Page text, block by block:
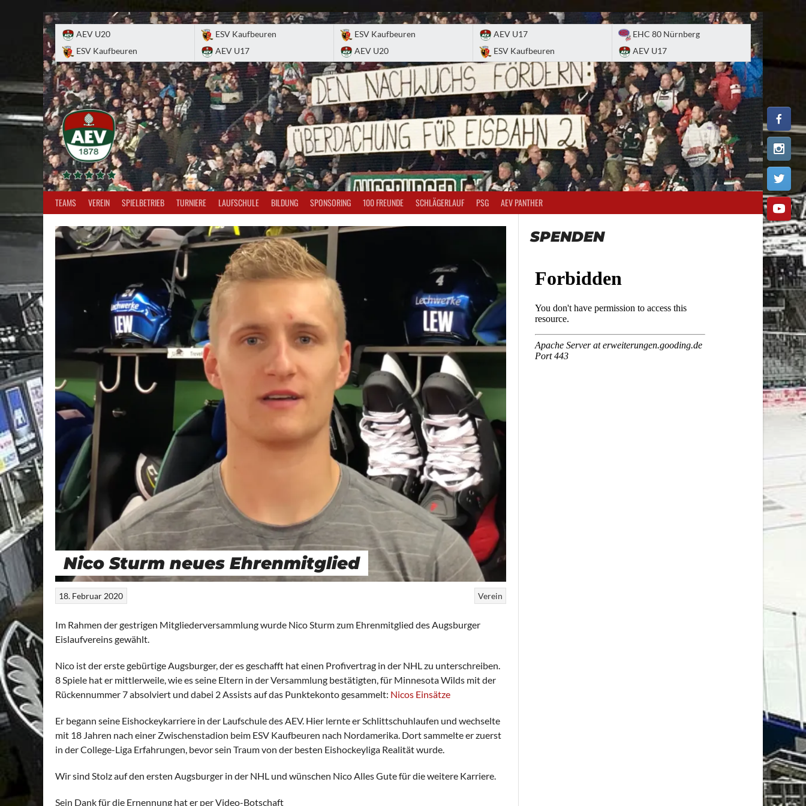
AEV U20
ESV Kaufbeuren
ESV Kaufbeuren
AEV U17
ESV Kaufbeuren
AEV U20
AEV U17
ESV Kaufbeuren
EHC 80 Nürnberg
AEV U17
TEAMS VEREIN SPIELBETRIEB TURNIERE LAUFSCHULE BILDUNG SPONSORING 100 FREUNDE SCHLÄGERLAUF PSG AEV PANTHER
Nico Sturm neues Ehrenmitglied
Verein
18. Februar 2020
Im Rahmen der gestrigen Mitgliederversammlung wurde Nico Sturm zum Ehrenmitglied des Augsburger
Eislaufvereins gewählt.
Nico ist der erste gebürtige Augsburger, der es geschafft hat einen Profivertrag in der NHL zu unterschreiben.
8 Spiele hat er mittlerweile, wie es seine Eltern in der Versammlung bestätigten, für Minnesota Wilds mit der
Rückennummer 7 absolviert und dabei 2 Assists auf das Punktekonto gesammelt: Nicos Einsätze
Er begann seine Eishockeykarriere in der Laufschule des AEV. Hier lernte er Schlittschuhlaufen und wechselte
mit 18 Jahren nach einer Zwischenstadion beim ESV Kaufbeuren nach Nordamerika. Dort sammelte er zuerst
in der College-Liga Erfahrungen, bevor sein Traum von der besten Eishockeyliga Realität wurde.
Wir sind Stolz auf den ersten Augsburger in der NHL und wünschen Nico Alles Gute für die weitere Karriere.
Sein Dank für die Ernennung hat er per Video-Botschaft
SPENDEN